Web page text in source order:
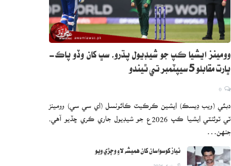
وومينز ايشيا ڪپ جو شيڊيول پڌرو، سڀ کان وڏو پاڪ-
ڀارت مقابلو 5 سيپٽمبر تي ٿيندو
دبئي (ويب ڊيسڪ) ايشين ڪرڪيٽ ڪائونسل (اي سي سي) وومينز
ٽي ٽوئنٽي ايشيا ڪپ 2026ع جو شيڊيول جاري ڪري ڇڏيو آهي،
نياز کوسواسان کان هميشه لاءِ وڇڙي ويو
اگست 6, 2026